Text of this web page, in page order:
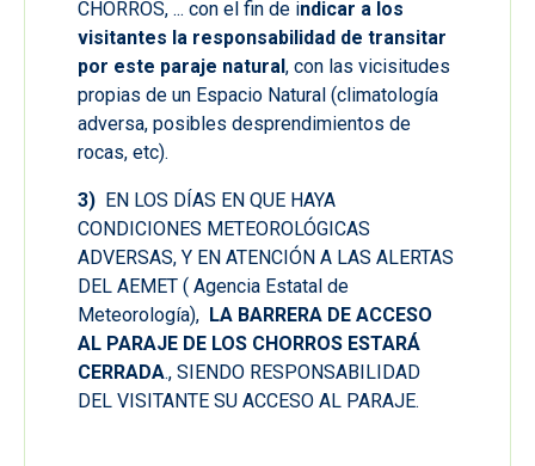
CHORROS, ... con el fin de indicar a los
visitantes la responsabilidad de transitar
por este paraje natural , con las vicisitudes
propias de un Espacio Natural (climatología
adversa, posibles desprendimientos de
rocas, etc).
3) EN LOS DÍAS EN QUE HAYA
CONDICIONES METEOROLÓGICAS
ADVERSAS, Y EN ATENCIÓN A LAS ALERTAS
DEL AEMET ( Agencia Estatal de
Meteorología), LA BARRERA DE ACCESO
AL PARAJE DE LOS CHORROS ESTARÁ
CERRADA., SIENDO RESPONSABILIDAD
DEL VISITANTE SU ACCESO AL PARAJE.